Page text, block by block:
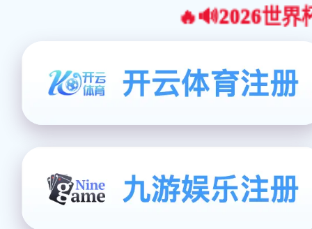
🔥🔊2026世界杯官